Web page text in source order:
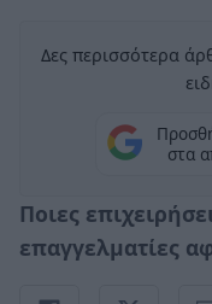
Δες περισσότερα
στα
Ποιες
επαγγελματίες